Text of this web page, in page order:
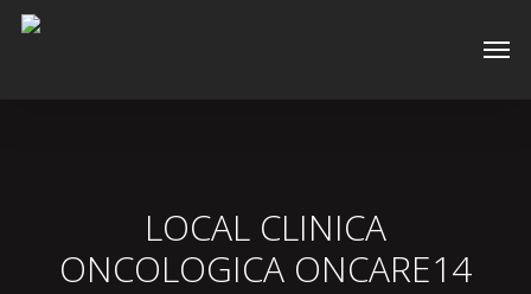
Skip
LOCAL CLINICA
ONCOLOGICA ONCARE14